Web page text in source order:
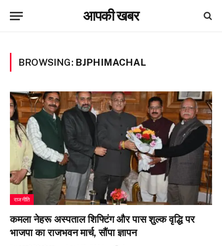
आपकी खबर
BROWSING: BJPHIMACHAL
राजनीति
कमला नेहरू अस्पताल शिफ्टिंग और पास शुल्क वृद्धि पर
भाजपा का राजभवन मार्च, सौंपा ज्ञापन